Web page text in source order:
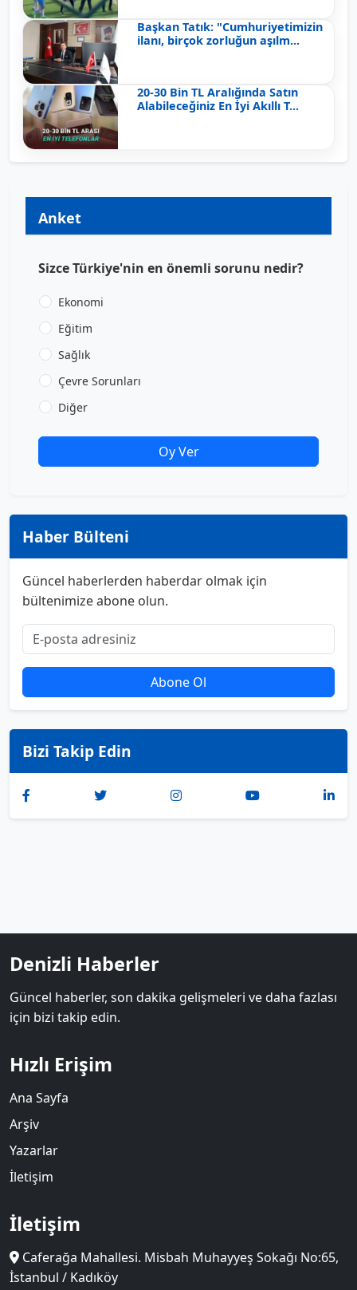
Başkan Tatık: "Cumhuriyetimizin
ilanı, birçok zorluğun aşılm...
20-30 Bin TL Aralığında Satın
Alabileceğiniz En İyi Akıllı T...
Anket
Sizce Türkiye'nin en önemli sorunu nedir?
Ekonomi
Eğitim
Sağlık
Çevre Sorunları
Diğer
Oy Ver
Haber Bülteni
Güncel haberlerden haberdar olmak için
bültenimize abone olun.
Abone Ol
Bizi Takip Edin
Denizli Haberler
Güncel haberler, son dakika gelişmeleri ve daha fazlası
için bizi takip edin.
Hızlı Erişim
Ana Sayfa
Arşiv
Yazarlar
İletişim
İletişim
Caferağa Mahallesi. Misbah Muhayyeş Sokağı No:65,
İstanbul / Kadıköy